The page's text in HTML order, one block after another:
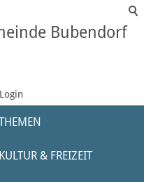
Bubendorf
Login
KULTUR & FREIZEIT